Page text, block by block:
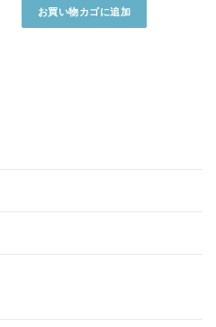
お買い物カゴに追加